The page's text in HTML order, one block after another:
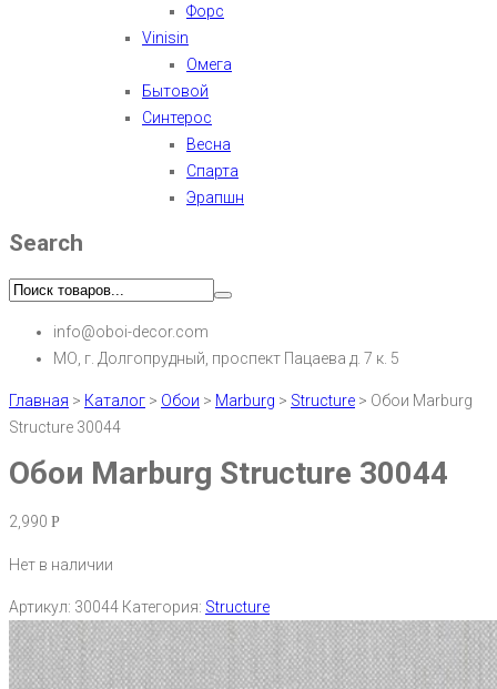
Форс
Vinisin
Омега
Бытовой
Синтерос
Весна
Спарта
Эрапшн
Search
info@oboi-decor.com
МО, г. Долгопрудный, проспект Пацаева д. 7 к. 5
Главная > Каталог > Обои > Marburg > Structure > Обои Marburg
Structure 30044
Обои Marburg Structure 30044
2,990 Р
Нет в наличии
Артикул: 30044 Категория: Structure